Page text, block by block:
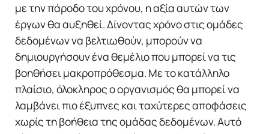
με την πάροδο του χρόνου, η αξία αυτών των
έργων θα αυξηθεί. Δίνοντας χρόνο στις ομάδες
δεδομένων να βελτιωθούν, μπορούν να
δημιουργήσουν ένα θεμέλιο που μπορεί να τις
βοηθήσει μακροπρόθεσμα. Με το κατάλληλο
πλαίσιο, όλοκληρος ο οργανισμός θα μπορεί να
λαμβάνει πιο έξυπνες και ταχύτερες αποφάσεις
χωρίς τη βοήθεια της ομάδας δεδομένων. Αυτό